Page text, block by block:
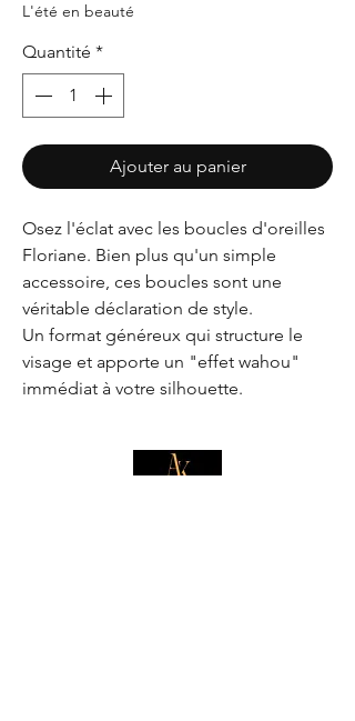
L'été en beauté
Quantité *
Ajouter au panier
Osez l'éclat avec les boucles d'oreilles
Floriane. Bien plus qu'un simple
accessoire, ces boucles sont une
véritable déclaration de style.
Un format généreux qui structure le
visage et apporte un "effet wahou"
immédiat à votre silhouette.